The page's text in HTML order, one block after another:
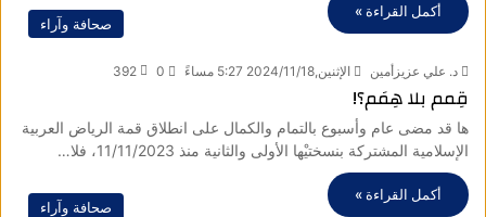
أكمل القراءة »
صحافة وآراء
د. علي عزيزأمين الإثنين,2024/11/18 5:27 مساءً 0
392
قِمم بلا هِمَم؟!
ها قد مضى عام وأسبوع بالتمام والكمال على انطلاق قمة الرياض العربية
الإسلامية المشتركة بنسختيْها الأولى والثانية منذ 11/11/2023، فلا…
أكمل القراءة »
صحافة وآراء